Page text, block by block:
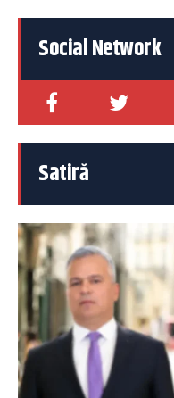
Social Network
Satiră